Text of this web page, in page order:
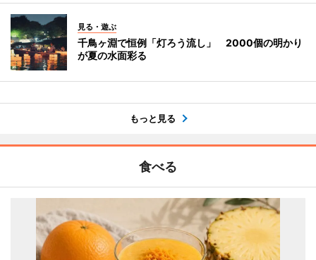
見る・遊ぶ
千鳥ヶ淵で恒例「灯ろう流し」 2000個の明かり
が夏の水面彩る
もっと見る
食べる